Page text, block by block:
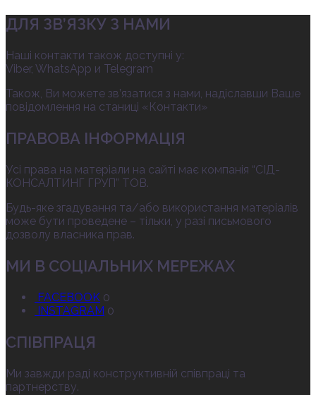
ДЛЯ ЗВ’ЯЗКУ З НАМИ
Наші контакти також доступні у:
Viber, WhatsApp и Telegram
Також, Ви можете зв’язатися з нами, надіславши Ваше
повідомлення на станиці «Контакти»
ПРАВОВА ІНФОРМАЦІЯ
Усі права на матеріали на сайті має компанія “СІД-
КОНСАЛТИНГ ГРУП” ТОВ.
Будь-яке згадування та/або використання матеріалів
може бути проведене – тільки, у разі письмового
дозволу власника прав.
МИ В СОЦІАЛЬНИХ МЕРЕЖАХ
FACEBOOK 0
INSTAGRAM 0
СПІВПРАЦЯ
Ми завжди раді конструктивній співпраці та
партнерству.